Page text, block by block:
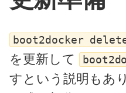
boot2docker
を更新して
すという説明もあ